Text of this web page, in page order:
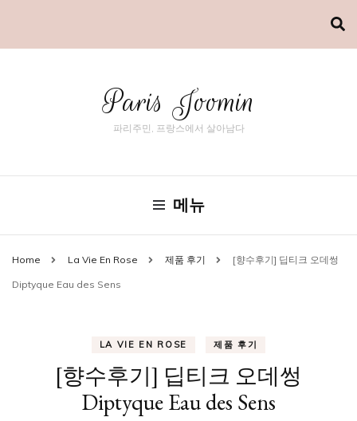
Paris Joomin
파리주민, 프랑스에서 살아남다
메뉴
Home La Vie En Rose 제품 후기 [향수후기] 딥티크 오데썽
Diptyque Eau des Sens
LA VIE EN ROSE 제품 후기
[향수후기] 딥티크 오데썽
Diptyque Eau des Sens